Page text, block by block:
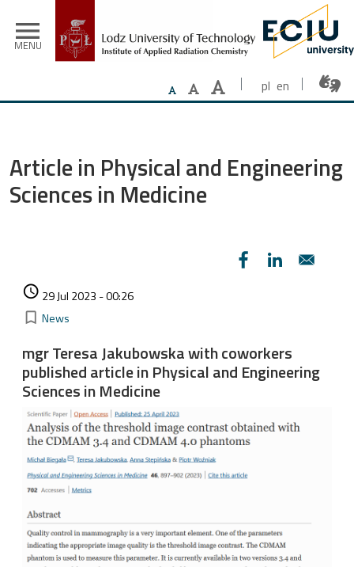
menu
MENU
pl en
Article in Physical and Engineering
Sciences in Medicine
access_time 29 Jul 2023 - 00:26
bookmark_border Kategorie
News
mgr Teresa Jakubowska with coworkers
published article in Physical and Engineering
Sciences in Medicine
Image